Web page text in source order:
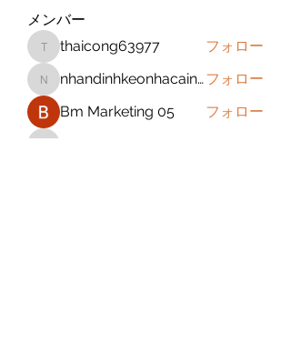
メンバー
thaicong63977
thaicong63977 フォロー
nhandinhkeonhacainews nhandinhkeonhacainewsフォロー
Bm Marketing 05
フォロー